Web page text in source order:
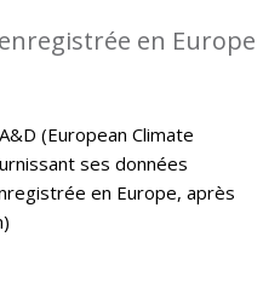
en Europe
(European Climate
ses données
en Europe, après